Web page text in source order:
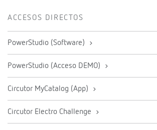
ACCESOS DIRECTOS
PowerStudio (Software)
PowerStudio (Acceso DEMO)
Circutor MyCatalog (App)
Circutor Electro Challenge